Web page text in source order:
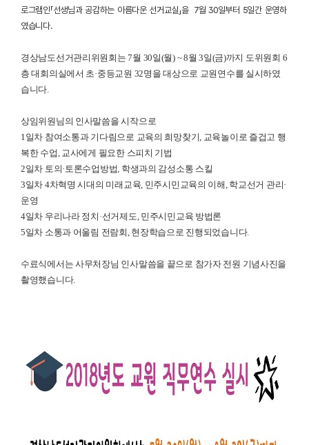
로그램인「선생님과 공감하는 아름다운 선거교실」을 7월 30일부터 5일간 운영하
였습니다.
경상남도선거관리위원회는 7월 30일(월) ~ 8월 3일(금)까지 도위원회 6
층 대회의실에서 초·중등교원 32명을 대상으로 교원연수를 실시하였
습니다.
상임위원님의 인사말씀을 시작으로
1일차 참여소통과 기다림으로 교육의 희망찾기, 교육놀이로 즐겁고 행
복한 수업, 교사에게 필요한 스피치 기법
2일차 토의·토론수업방법, 학생과의 감성소통 스킬
3일차 4차혁명 시대의 미래교육, 민주시민교육의 이해, 학교선거 관리·
운영
4일차 우리나라 정치·선거제도, 민주시민교육 방법론
5일차 소통과 어울림 전람회, 현장학습으로 진행되었습니다.
수료식에서는 사무처장님 인사말씀을 끝으로 참가자 전원 기념사진을
촬영했습니다.